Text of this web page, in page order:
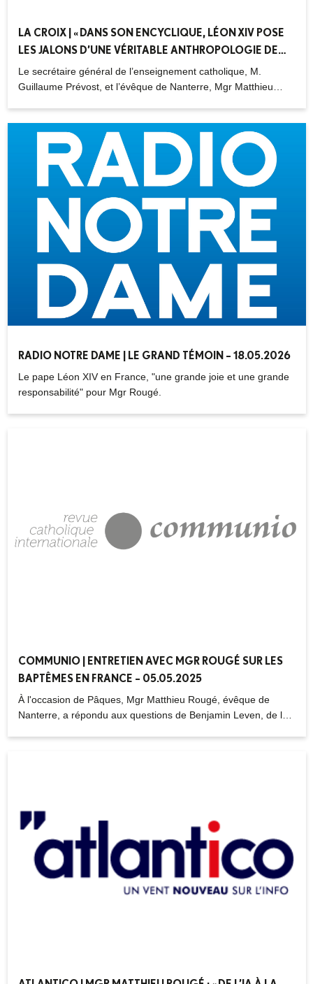
LA CROIX | « DANS SON ENCYCLIQUE, LÉON XIV POSE
LES JALONS D’UNE VÉRITABLE ANTHROPOLOGIE DE
L’ÉDUCATION » – 29.05.2026
Le secrétaire général de l’enseignement catholique, M.
Guillaume Prévost, et l’évêque de Nanterre, Mgr Matthieu
la transmission. Et un appel au monde éducatif à privilégier les
relations incarnées et la subsidiarité pour accomplir sa
mission.
RADIO NOTRE DAME | LE GRAND TÉMOIN – 18.05.2026
Le pape Léon XIV en France, "une grande joie et une grande
responsabilité" pour Mgr Rougé.
COMMUNIO | ENTRETIEN AVEC MGR ROUGÉ SUR LES
BAPTÊMES EN FRANCE – 05.05.2025
À l'occasion de Pâques, Mgr Matthieu Rougé, évêque de
Nanterre, a répondu aux questions de Benjamin Leven, de la